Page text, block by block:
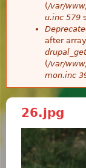
(/var/
u.inc 579
after
(/var/
mon.inc
26.jpg